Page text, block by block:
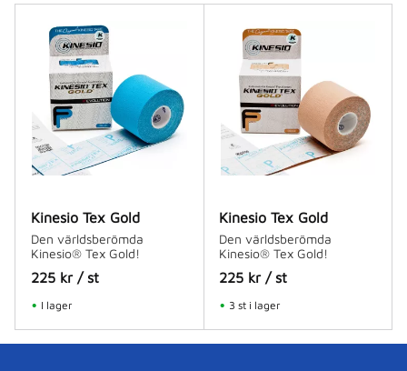
Kinesio Tex Gold
Den världsberömda
Kinesio® Tex Gold!
225kr /st
I lager
Kinesio Tex Gold
Den världsberömda
Kinesio® Tex Gold!
225 kr /st
3 st i lager